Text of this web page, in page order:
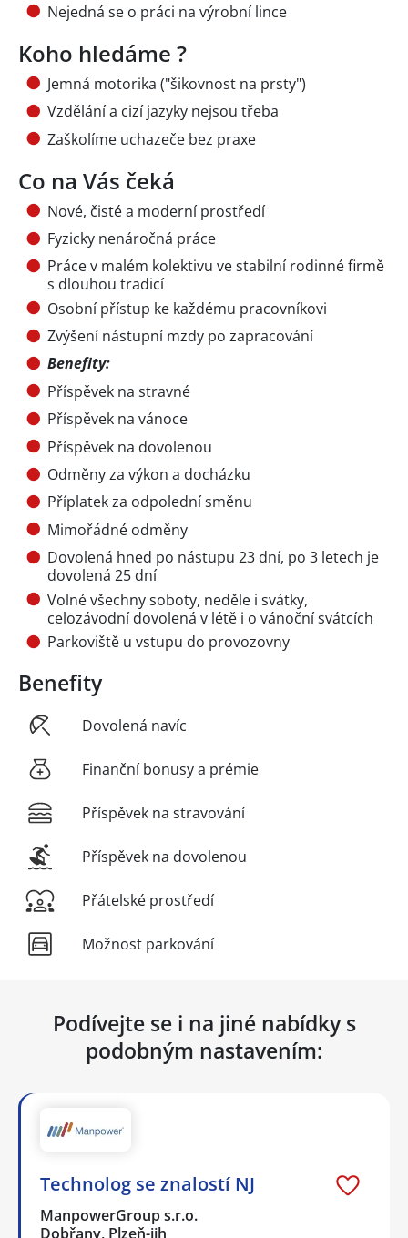
Nejedná se o práci na výrobní lince
Koho hledáme ?
Jemná motorika ("šikovnost na prsty")
Vzdělání a cizí jazyky nejsou třeba
Zaškolíme uchazeče bez praxe
Co na Vás čeká
Nové, čisté a moderní prostředí
Fyzicky nenáročná práce
Práce v malém kolektivu ve stabilní rodinné firmě
s dlouhou tradicí
Osobní přístup ke každému pracovníkovi
Zvýšení nástupní mzdy po zapracování
Benefity:
Příspěvek na stravné
Příspěvek na vánoce
Příspěvek na dovolenou
Odměny za výkon a docházku
Příplatek za odpolední směnu
Mimořádné odměny
Dovolená hned po nástupu 23 dní, po 3 letech je
dovolená 25 dní
Volné všechny soboty, neděle i svátky,
celozávodní dovolená v létě i o vánoční svátcích
Parkoviště u vstupu do provozovny
Benefity
Dovolená navíc
Finanční bonusy a prémie
Příspěvek na stravování
Příspěvek na dovolenou
Přátelské prostředí
Možnost parkování
Podívejte se i na jiné nabídky s
podobným nastavením:
Technolog se znalostí NJ
ManpowerGroup s.r.o.
Dobřany, Plzeň-jih